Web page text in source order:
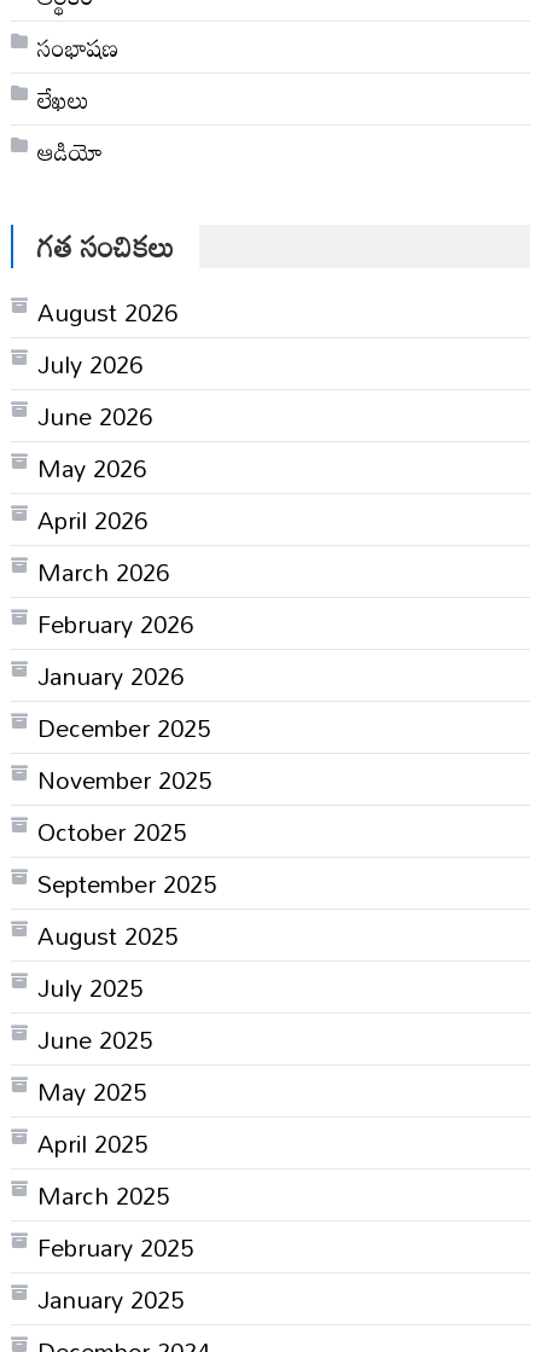
సంభాషణ
లేఖలు
ఆడియో
గత సంచికలు
August 2026
July 2026
June 2026
May 2026
April 2026
March 2026
February 2026
January 2026
December 2025
November 2025
October 2025
September 2025
August 2025
July 2025
June 2025
May 2025
April 2025
March 2025
February 2025
January 2025